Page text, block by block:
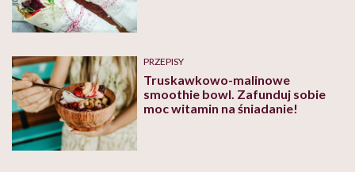
PRZEPISY
Truskawkowo-malinowe
smoothie bowl. Zafunduj sobie
moc witamin na śniadanie!